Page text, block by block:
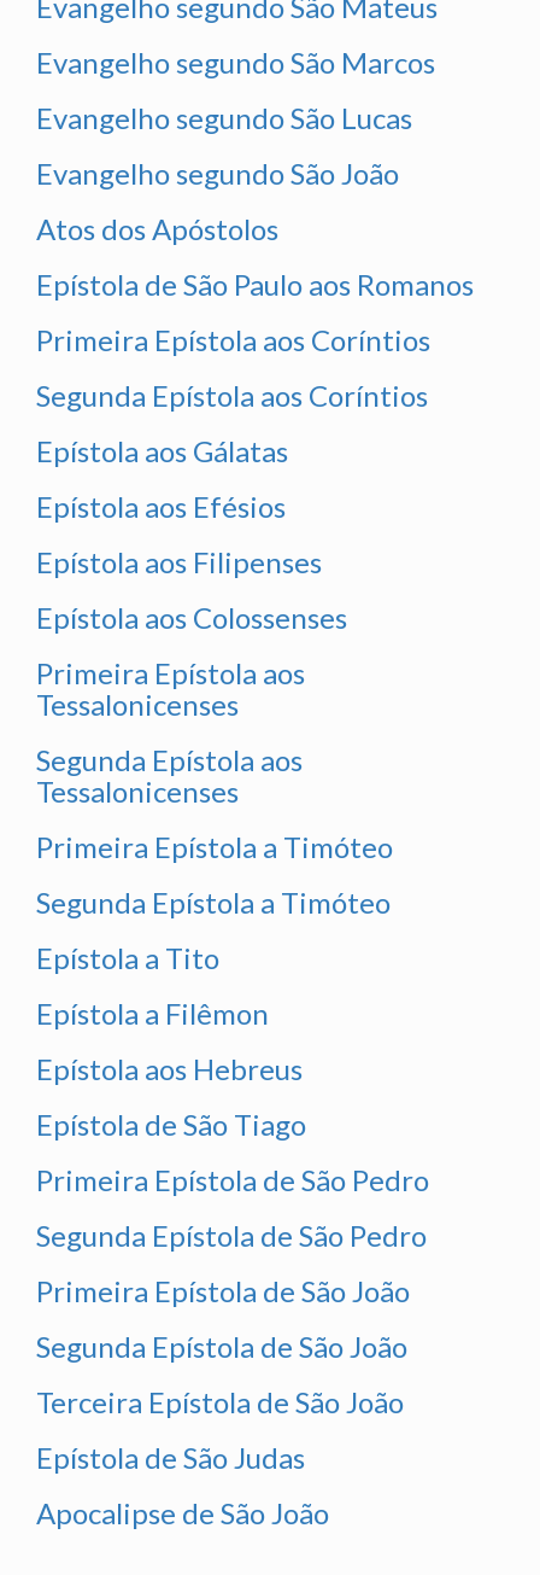
Evangelho segundo São Marcos
Evangelho segundo São Lucas
Evangelho segundo São João
Atos dos Apóstolos
Epístola de São Paulo aos Romanos
Primeira Epístola aos Coríntios
Segunda Epístola aos Coríntios
Epístola aos Gálatas
Epístola aos Efésios
Epístola aos Filipenses
Epístola aos Colossenses
Primeira Epístola aos
Tessalonicenses
Segunda Epístola aos
Tessalonicenses
Primeira Epístola a Timóteo
Segunda Epístola a Timóteo
Epístola a Tito
Epístola a Filêmon
Epístola aos Hebreus
Epístola de São Tiago
Primeira Epístola de São Pedro
Segunda Epístola de São Pedro
Primeira Epístola de São João
Segunda Epístola de São João
Terceira Epístola de São João
Epístola de São Judas
Apocalipse de São João